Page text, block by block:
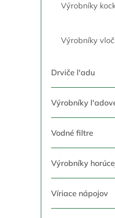
Výrobníky
Výrobníky
Drviče l'adu
Výrobníky
Vodné filtre
Výrobníky
Víriace nápojov